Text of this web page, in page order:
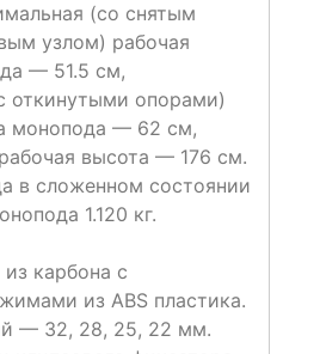
(со снятым
узлом) рабочая
— 51.5 см,
откинутыми опорами)
монопода — 62 см,
высота — 176 см.
в сложенном состоянии
1.120 кг.
карбона с
из ABS пластика.
— 32, 28, 25, 22 мм.